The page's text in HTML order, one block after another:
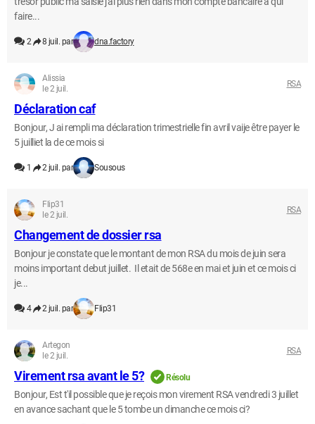
faire...
2 8 juil. par dna.factory
Alissia
le 2 juil.
RSA
Déclaration caf
Bonjour, J ai rempli ma déclaration trimestrielle fin avril vaije être payer le
5 juilliet la de ce mois si
1 2 juil. par Sousous
Flip31
le 2 juil.
RSA
Changement de dossier rsa
Bonjour je constate que le montant de mon RSA du mois de juin sera
moins important debut juillet. Il etait de 568e en mai et juin et ce mois ci
je...
4 2 juil. par Flip31
Artegon
le 2 juil.
RSA
Virement rsa avant le 5? Résolu
Bonjour, Est t'il possible que je reçois mon virement RSA vendredi 3 juillet
en avance sachant que le 5 tombe un dimanche ce mois ci?